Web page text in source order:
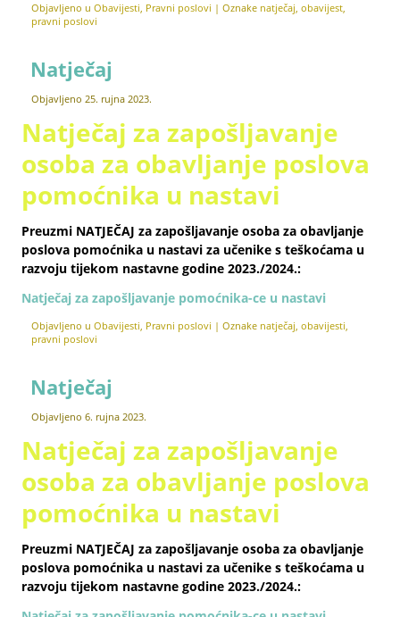
Objavljeno u Obavijesti, Pravni poslovi |Oznake natječaj,obavijest,
pravni poslovi
Natječaj
Objavljeno 25. rujna 2023.
Natječaj za zapošljavanje
osoba za obavljanje poslova
pomoćnika u nastavi
Preuzmi NATJEČAJ za zapošljavanje osoba za obavljanje
poslova pomoćnika u nastavi za učenike s teškoćama u
razvoju tijekom nastavne godine 2023./2024.:
Natječaj za zapošljavanje pomoćnika-ce u nastavi
Objavljeno u Obavijesti, Pravni poslovi |Oznake natječaj,obavijesti,
pravni poslovi
Natječaj
Objavljeno 6. rujna 2023.
Natječaj za zapošljavanje
osoba za obavljanje poslova
pomoćnika u nastavi
Preuzmi NATJEČAJ za zapošljavanje osoba za obavljanje
poslova pomoćnika u nastavi za učenike s teškoćama u
razvoju tijekom nastavne godine 2023./2024.: